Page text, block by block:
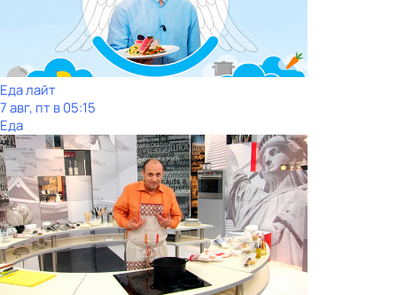
Еда лайт
7 авг, пт в 05:15
Еда